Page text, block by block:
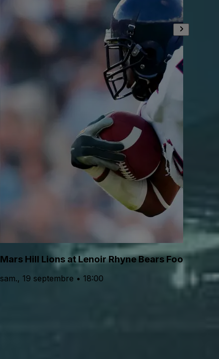
Mars Hill Lions at Lenoir Rhyne Bears Football
sam., 19 septembre • 18:00